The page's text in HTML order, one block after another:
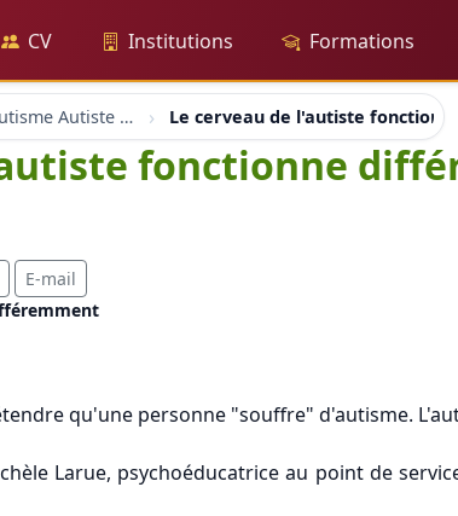
CV Institutions Formations
Handicap et Autisme Autiste Suisse Le cerveau de l'autiste
fonctionne
E-mail
qu'une personne "souffre" d'autisme.
Larue, psychoéducatrice au point de